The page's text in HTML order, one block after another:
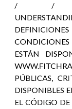
/ /
CONDICIONES
ESTÁN
PÚBLICAS,
DISPONIBLES
EL CÓDIGO